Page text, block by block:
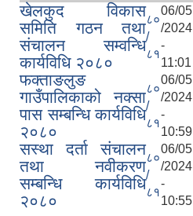
खेलकुद विकास
समिति गठन तथा
संचालन सम्वन्धि
कार्यविधि २०८०
८०
/
८१
06/05
/2024
-
11:01
फक्ताङलुङ
गाउँपालिकाको नक्सा
पास सम्बन्धि कार्यविधि
२०८०
८०
/
८१
06/05
/2024
-
10:59
सस्था दर्ता संचालन
तथा नवीकरण
सम्बन्धि कार्यविधि
२०८०
८०
/
८१
06/05
/2024
-
10:55